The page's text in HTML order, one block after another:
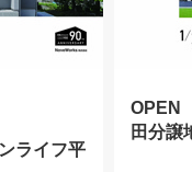
ライフ平
OPEN
田分譲